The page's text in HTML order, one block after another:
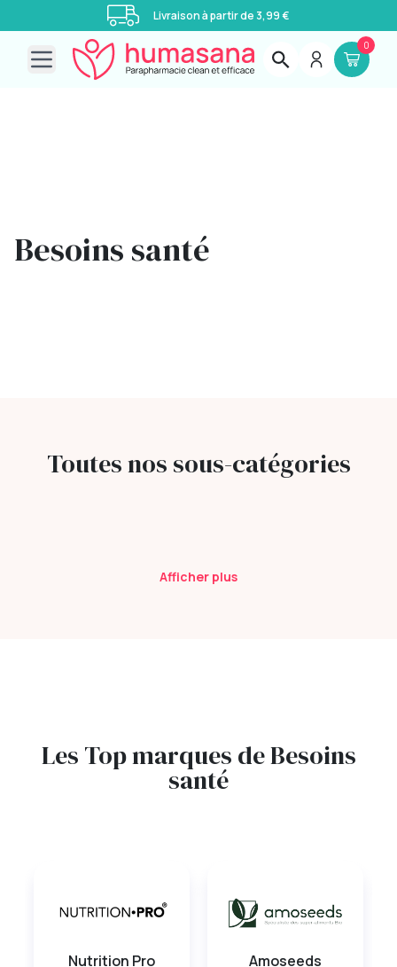
Livraison à partir de 3,99 €
Open main menu
0
Besoins santé
Toutes nos sous-catégories
Afficher plus
Les Top marques de Besoins
santé
Nutrition Pro Amoseeds